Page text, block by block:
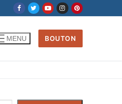
MENU BOUTON